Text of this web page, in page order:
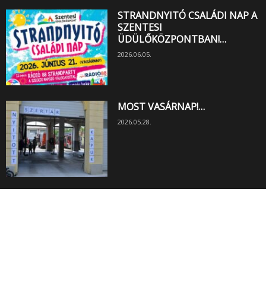
STRANDNYITÓ CSALÁDI NAP A
SZENTESI
ÜDÜLŐKÖZPONTBAN!…
2026.06.05.
MOST VASÁRNAP!…
2026.05.28.